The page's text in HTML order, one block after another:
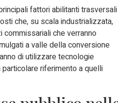
fattori abilitanti trasversali
che, su scala industrializzata,
commissariali che verranno
a valle della conversione
di utilizzare tecnologie
particolare riferimento a quelli